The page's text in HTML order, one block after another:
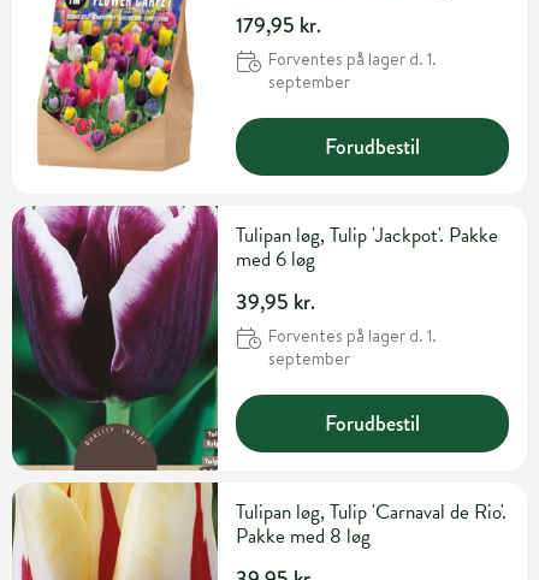
179,95 kr.
Forventes på lager d. 1.
september
Forudbestil
Tulipan løg, Tulip 'Jackpot'. Pakke
med 6 løg
39,95 kr.
Forventes på lager d. 1.
september
Forudbestil
Tulipan løg, Tulip 'Carnaval de Rio'.
Pakke med 8 løg